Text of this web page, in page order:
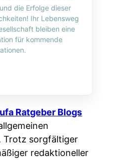
die Erfolge dieser
Ihr Lebensweg
bleiben eine
für kommende
Ratgeber Blogs
Trotz sorgfältiger
redaktioneller